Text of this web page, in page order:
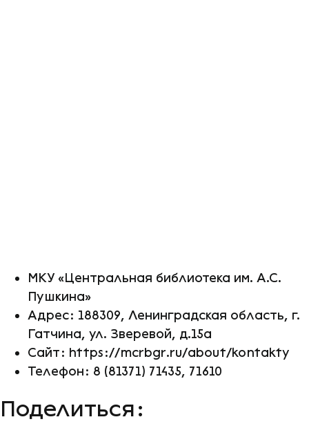
МКУ «Центральная библиотека им. А.С.
Пушкина»
Адрес: 188309, Ленинградская область, г.
Гатчина, ул. Зверевой, д.15а
Сайт: https://mcrbgr.ru/about/kontakty
Телефон: 8 (81371) 71435, 71610
Поделиться: